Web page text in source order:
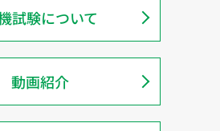
試験について
動画紹介